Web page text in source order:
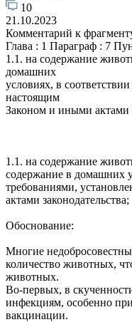
10
21.10.2023
Комментарий к
Глава : 1 Параграф : 7
1.1. на содержание
домашних
условиях, в
настоящим
Законом и иными актами
1.1. на содержание
содержание в домашних
требованиями,
актами законодательства;
Обоснование:
Многие
количество животных,
животных.
Во-первых, в
инфекциям, особенно
вакцинации.